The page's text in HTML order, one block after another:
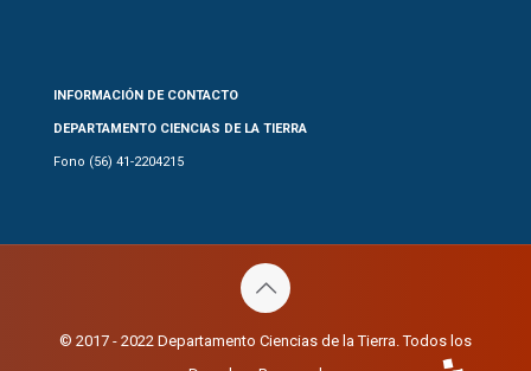
INFORMACIÓN DE CONTACTO
DEPARTAMENTO CIENCIAS DE LA TIERRA
Fono (56) 41-2204215
© 2017 - 2022 Departamento Ciencias de la Tierra. Todos los